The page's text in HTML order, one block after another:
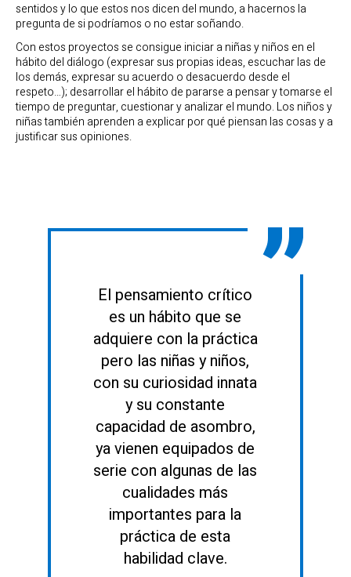
sentidos y lo que estos nos dicen del mundo, a hacernos la
pregunta de si podríamos o no estar soñando.
Con estos proyectos se consigue iniciar a niñas y niños en el
hábito del diálogo (expresar sus propias ideas, escuchar las de
los demás, expresar su acuerdo o desacuerdo desde el
respeto…); desarrollar el hábito de pararse a pensar y tomarse el
tiempo de preguntar, cuestionar y analizar el mundo. Los niños y
niñas también aprenden a explicar por qué piensan las cosas y a
justificar sus opiniones.
El pensamiento crítico
es un hábito que se
adquiere con la práctica
pero las niñas y niños,
con su curiosidad innata
y su constante
capacidad de asombro,
ya vienen equipados de
serie con algunas de las
cualidades más
importantes para la
práctica de esta
habilidad clave.